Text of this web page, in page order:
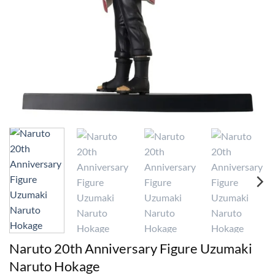
Naruto 20th Anniversary Figure Uzumaki
Naruto Hokage